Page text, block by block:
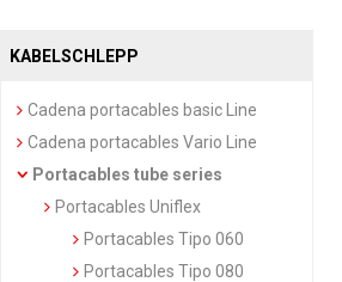
KABELSCHLEPP
Cadena portacables basic Line
Cadena portacables Vario Line
Portacables tube series
Portacables Uniflex
Portacables Tipo 060
Portacables Tipo 080